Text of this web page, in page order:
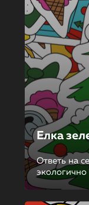
Елка
Ответь на